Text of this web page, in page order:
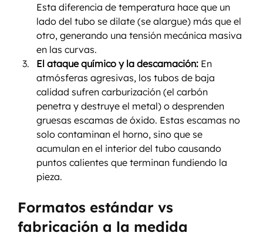
Esta diferencia de temperatura hace que un
lado del tubo se dilate (se alargue) más que el
otro, generando una tensión mecánica masiva
en las curvas.
El ataque químico y la descamación: En
atmósferas agresivas, los tubos de baja
calidad sufren carburización (el carbón
penetra y destruye el metal) o desprenden
gruesas escamas de óxido. Estas escamas no
solo contaminan el horno, sino que se
acumulan en el interior del tubo causando
puntos calientes que terminan fundiendo la
pieza.
Formatos estándar vs
fabricación a la medida